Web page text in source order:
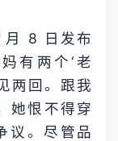
月 8 日发布
有两个‘老
两回。跟我
她恨不得穿
议。尽管品